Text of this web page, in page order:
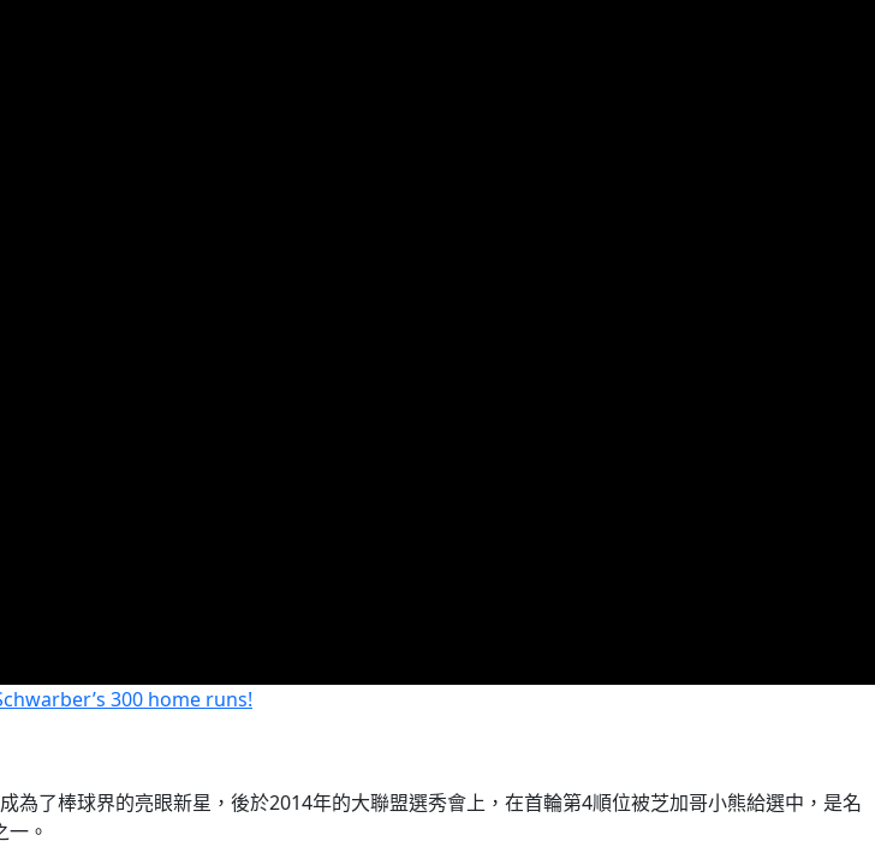
300 home runs!
了棒球界的亮眼新星，後於2014年的大聯盟選秀會上，在首輪第4順位被芝加哥小熊給選中，是名
。